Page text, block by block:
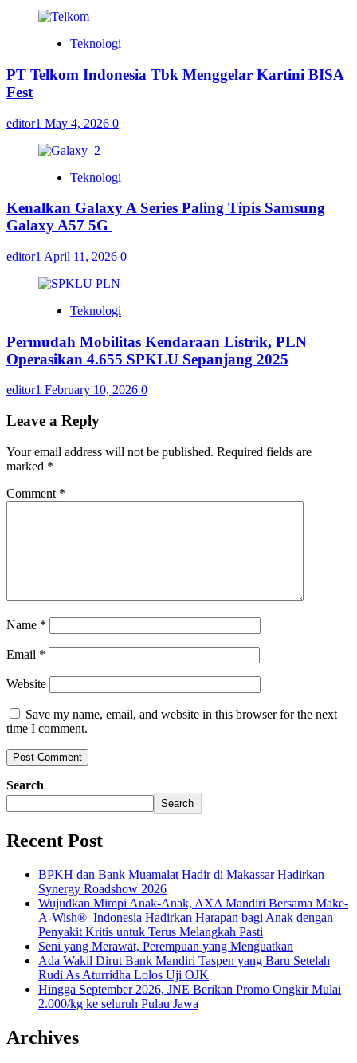
Teknologi
PT Telkom Indonesia Tbk Menggelar Kartini BISA
Fest
editor1 May 4, 2026 0
Teknologi
Kenalkan Galaxy A Series Paling Tipis Samsung
Galaxy A57 5G
editor1 April 11, 2026 0
Teknologi
Permudah Mobilitas Kendaraan Listrik, PLN
Operasikan 4.655 SPKLU Sepanjang 2025
editor1 February 10, 2026 0
Leave a Reply
Your email address will not be published. Required fields are
marked *
Comment *
Name *
Email *
Website
Save my name, email, and website in this browser for the next
time I comment.
Search
Search
Recent Post
BPKH dan Bank Muamalat Hadir di Makassar Hadirkan
Synergy Roadshow 2026
Wujudkan Mimpi Anak-Anak, AXA Mandiri Bersama Make-
A-Wish® Indonesia Hadirkan Harapan bagi Anak dengan
Penyakit Kritis untuk Terus Melangkah Pasti
Seni yang Merawat, Perempuan yang Menguatkan
Ada Wakil Dirut Bank Mandiri Taspen yang Baru Setelah
Rudi As Aturridha Lolos Uji OJK
Hingga September 2026, JNE Berikan Promo Ongkir Mulai
2.000/kg ke seluruh Pulau Jawa
Archives